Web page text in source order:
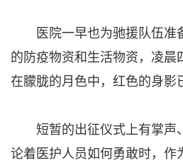
医院一早也为驰援队伍准
的防疫物资和生活物资，凌晨
在朦胧的月色中，红色的身影
短暂的出征仪式上有掌声
论着医护人员如何勇敢时，作